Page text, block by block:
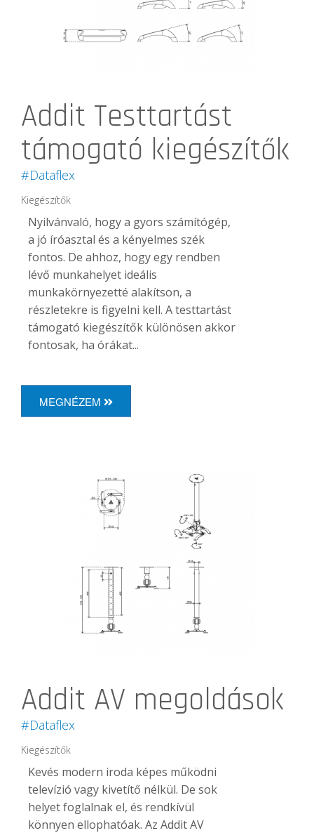
Addit Testtartást
támogató kiegészítők
#Dataflex
Kiegészítők
Nyilvánvaló, hogy a gyors számítógép,
a jó íróasztal és a kényelmes szék
fontos. De ahhoz, hogy egy rendben
lévő munkahelyet ideális
munkakörnyezetté alakítson, a
részletekre is figyelni kell. A testtartást
támogató kiegészítők különösen akkor
fontosak, ha órákat...
MEGNÉZEM
Addit AV megoldások
#Dataflex
Kiegészítők
Kevés modern iroda képes működni
televízió vagy kivetítő nélkül. De sok
helyet foglalnak el, és rendkívül
könnyen ellophatóak. Az Addit AV